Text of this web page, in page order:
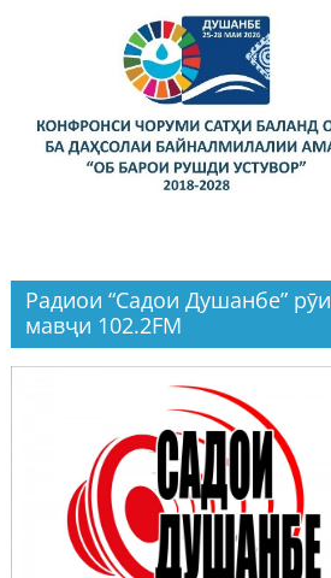
Радиои “Садои Душанбе” рӯи
мавҷи 102.2FM